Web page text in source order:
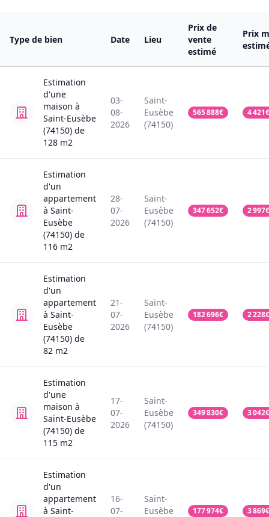
Type de bien Date Lieu
Prix de
vente
estimé
Prix
Estimation
d'une
maison à
Saint-Eusèbe
(74150) de
128 m2
03-
08-
2026
Saint-
Eusèbe
(74150)
565 888€ 4 421€
Estimation
d'un
appartement
à Saint-
Eusèbe
(74150) de
116 m2
28-
07-
2026
Saint-
Eusèbe
(74150)
347 652€ 2 997€
Estimation
d'un
appartement
à Saint-
Eusèbe
(74150) de
82 m2
21-
07-
2026
Saint-
Eusèbe
(74150)
182 696€ 2 228€
Estimation
d'une
maison à
Saint-Eusèbe
(74150) de
115 m2
17-
07-
2026
Saint-
Eusèbe
(74150)
349 830€ 3 042€
Estimation
d'un
appartement
à Saint-
16-
07-
Saint-
Eusèbe
177 974€ 3 869€